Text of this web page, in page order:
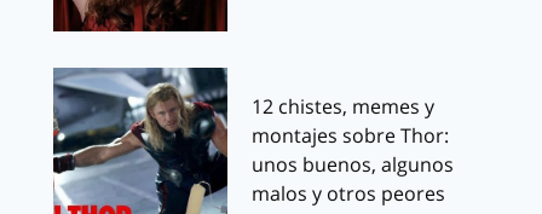
12 chistes, memes y
montajes sobre Thor:
unos buenos, algunos
malos y otros peores